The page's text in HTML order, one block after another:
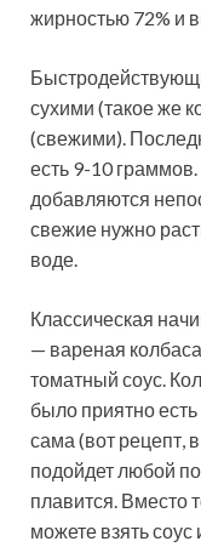
жирностью 72% и
сухими (такое же
(свежими).
есть 9-10
добавляются
свежие нужно
воде.
Классическая
— вареная
томатный соус.
было приятно
сама (вот рецепт,
подойдет любой
плавится. Вместо
можете взять соус